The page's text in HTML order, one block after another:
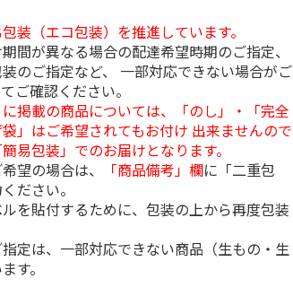
装（エコ包装）を推進しています。
間が異なる場合の配達希望時期のご指定、
のご指定など、 一部対応できない場合がご
ご確認ください。
掲載の商品については、「のし」・「完全
」はご希望されてもお付け 出来ませんので
易包装」でのお届けとなります。
望の場合は、
「商品備考」欄に「二重包
ださい。
ルを貼付するために、包装の上から再度包装
定は、一部対応できない商品（生もの・生
ます。